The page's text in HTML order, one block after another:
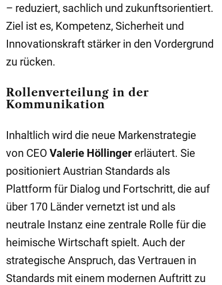
– reduziert, sachlich und zukunftsorientiert.
Ziel ist es, Kompetenz, Sicherheit und
Innovationskraft stärker in den Vordergrund
zu rücken.
Rollenverteilung in der
Kommunikation
Inhaltlich wird die neue Markenstrategie
von CEO Valerie Höllinger erläutert. Sie
positioniert Austrian Standards als
Plattform für Dialog und Fortschritt, die auf
über 170 Länder vernetzt ist und als
neutrale Instanz eine zentrale Rolle für die
heimische Wirtschaft spielt. Auch der
strategische Anspruch, das Vertrauen in
Standards mit einem modernen Auftritt zu